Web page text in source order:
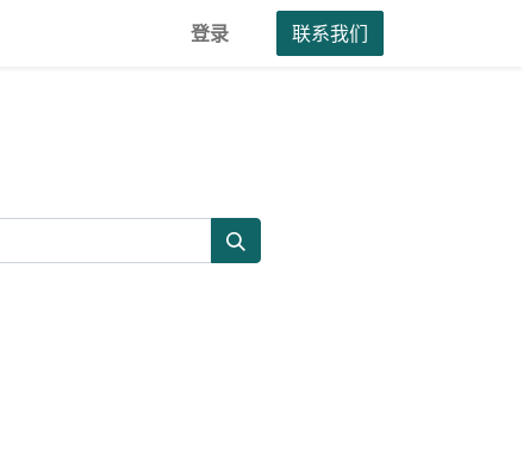
登录 联系我们